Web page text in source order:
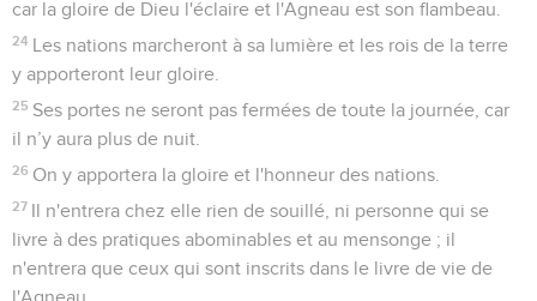
car la gloire de Dieu l'éclaire et l'Agneau est son flambeau.
24 Les nations marcheront à sa lumière et les rois de la terre
y apporteront leur gloire.
25 Ses portes ne seront pas fermées de toute la journée, car
il n’y aura plus de nuit.
26 On y apportera la gloire et l'honneur des nations.
27 Il n'entrera chez elle rien de souillé, ni personne qui se
livre à des pratiques abominables et au mensonge ; il
n'entrera que ceux qui sont inscrits dans le livre de vie de
l'Agneau.